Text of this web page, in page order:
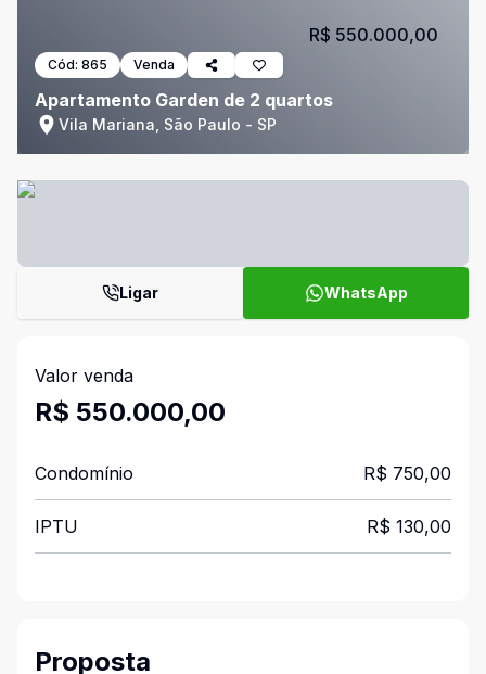
Cód: 865 Venda
Apartamento Garden de 2 quartos
Vila Mariana, São Paulo - SP
R$ 550.000,00
Ligar WhatsApp
Valor venda
R$ 550.000,00
Condomínio R$ 750,00
IPTU R$ 130,00
Proposta